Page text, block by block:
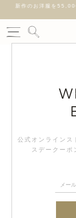
新作のお洋服を
公式オンラインス
スデークーポ